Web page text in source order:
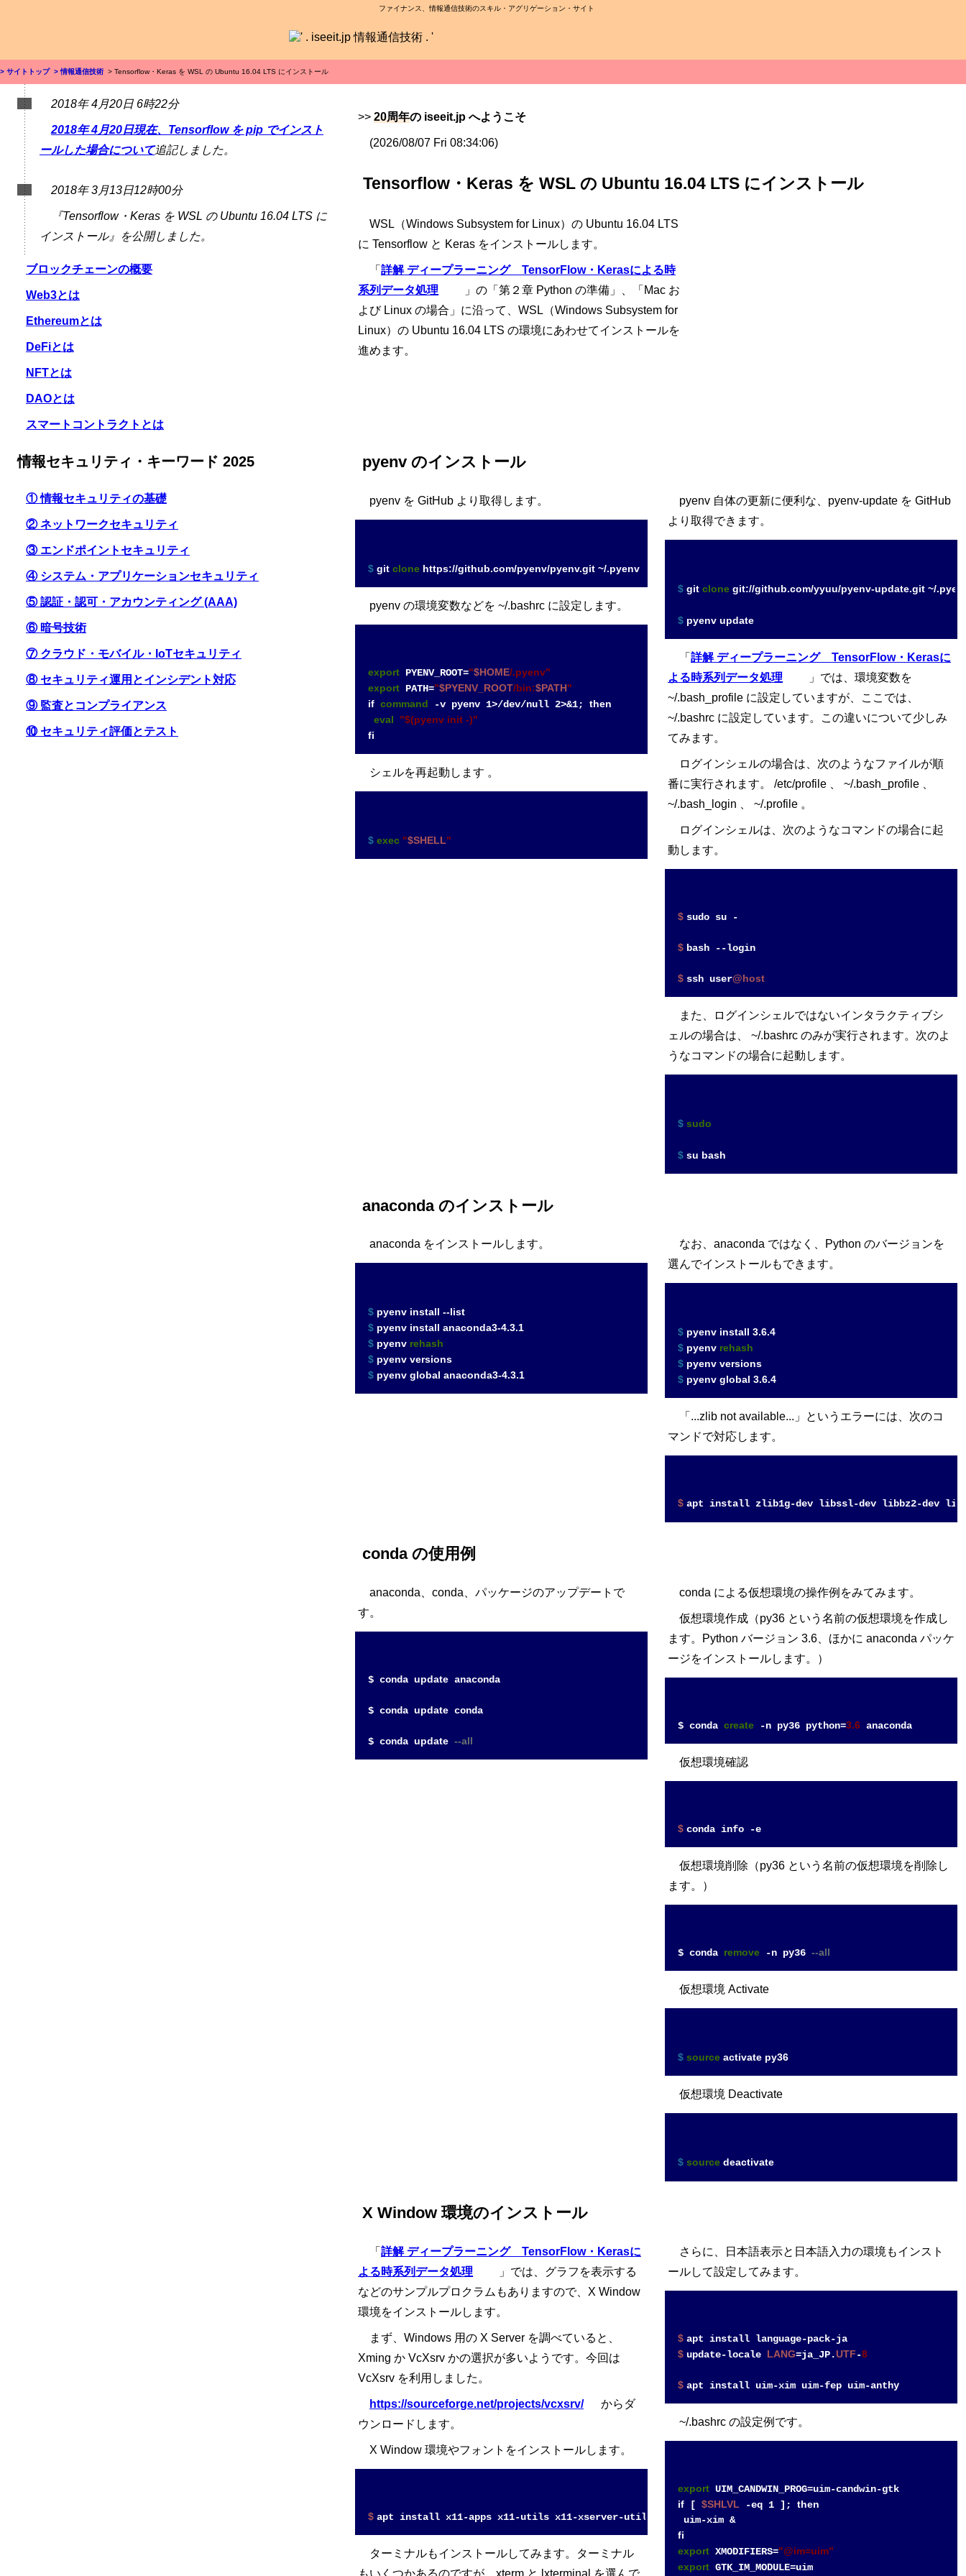
ファイナンス、情報通信技術のスキル・アグリゲーション・サイト
> サイトトップ > 情報通信技術 > Tensorflow・Keras を WSL の Ubuntu 16.04 LTS にインストール
>> 20周年の iseeit.jp へようこそ
(2026/08/07 Fri 08:34:06)
Tensorflow・Keras を WSL の Ubuntu 16.04 LTS にインストール
WSL（Windows Subsystem for Linux）の Ubuntu 16.04 LTS
に Tensorflow と Keras をインストールします。
「 詳解 ディープラーニング TensorFlow・Kerasによる時
系列データ処理
」の「第２章 Python の準備」、「Mac お
よび Linux の場合」に沿って、WSL（Windows Subsystem for
Linux）の Ubuntu 16.04 LTS の環境にあわせてインストールを
進めます。
pyenv のインストール
pyenv を GitHub より取得します。
$ git clone https://github.com/pyenv/pyenv.git ~/.pyenv
pyenv の環境変数などを ~/.bashrc に設定します。
export PYENV_ROOT="$HOME/.pyenv"
export PATH="$PYENV_ROOT/bin:$PATH"
if command -v pyenv 1>/dev/null 2>&1; then
eval
"$(pyenv init -)"
fi
シェルを再起動します 。
$ exec "$SHELL"
pyenv 自体の更新に便利な、pyenv-update を GitHub
より取得できます。
$ git clone git://github.com/yyuu/pyenv-update.git ~/
$ pyenv update
「 詳解 ディープラーニング TensorFlow・Kerasに
よる時系列データ処理
」では、環境変数を
~/.bash_profile に設定していますが、ここでは、
~/.bashrc に設定しています。この違いについて少しみ
てみます。
ログインシェルの場合は、次のようなファイルが順
番に実行されます。 /etc/profile 、 ~/.bash_profile 、
~/.bash_login 、 ~/.profile 。
ログインシェルは、次のようなコマンドの場合に起
動します。
$ sudo su -
$ bash --login
$ ssh user@host
また、ログインシェルではないインタラクティブシ
ェルの場合は、 ~/.bashrc のみが実行されます。次のよ
うなコマンドの場合に起動します。
$ sudo
$ su bash
anaconda のインストール
anaconda をインストールします。
$ pyenv install --list
$ pyenv install anaconda3-4.3.1
$ pyenv rehash
$ pyenv versions
$ pyenv global anaconda3-4.3.1
なお、anaconda ではなく、Python のバージョンを
選んでインストールもできます。
$ pyenv install 3.6.4
$ pyenv rehash
$ pyenv versions
$ pyenv global 3.6.4
「...zlib not available...」というエラーには、次のコ
マンドで対応します。
$
conda の使用例
anaconda、conda、パッケージのアップデートで
す。
$ conda update anaconda
$ conda update conda
$ conda update --all
conda による仮想環境の操作例をみてみます。
仮想環境作成（py36 という名前の仮想環境を作成し
ます。Python バージョン 3.6、ほかに anaconda パッケ
ージをインストールします。）
$ conda create -n py36 python=3.6 anaconda
仮想環境確認
$ conda info -e
仮想環境削除（py36 という名前の仮想環境を削除し
ます。）
$ conda remove -n py36 --all
仮想環境 Activate
$ source activate py36
仮想環境 Deactivate
$ source deactivate
X Window 環境のインストール
「 詳解 ディープラーニング TensorFlow・Kerasに
よる時系列データ処理
」では、グラフを表示する
などのサンプルプロクラムもありますので、X Window
環境をインストールします。
まず、Windows 用の X Server を調べていると、
Xming か VcXsrv かの選択が多いようです。今回は
VcXsrv を利用しました。
https://sourceforge.net/projects/vcxsrv/
からダ
ウンロードします。
X Window 環境やフォントをインストールします。
$ apt install x11-apps x11-utils x11-xserver-utils fonts-ipafont
ターミナルもインストールしてみます。ターミナル
もいくつかあるのですが、xterm と lxterminal を選んで
さらに、日本語表示と日本語入力の環境もインスト
ールして設定してみます。
$
apt install language-pack-ja
$ update-locale LANG=ja_JP.UTF-8
$ apt install uim-xim uim-fep uim-anthy
~/.bashrc の設定例です。
export
UIM_CANDWIN_PROG=uim-candwin-gtk
if [ $SHLVL -eq 1 ]; then
uim-xim &
fi
export XMODIFIERS="@im=uim"
export
GTK_IM_MODULE=uim
2018年 4月20日 6時22分
2018年 4月20日現在、Tensorflow を pip でインスト
ールした場合について追記しました。
2018年 3月13日12時00分
『Tensorflow・Keras を WSL の Ubuntu 16.04 LTS に
インストール』を公開しました。
ブロックチェーンの概要
Web3とは
Ethereumとは
DeFiとは
NFTとは
DAOとは
スマートコントラクトとは
情報セキュリティ・キーワード 2025
① 情報セキュリティの基礎
② ネットワークセキュリティ
③ エンドポイントセキュリティ
④ システム・アプリケーションセキュリティ
⑤ 認証・認可・アカウンティング (AAA)
⑥ 暗号技術
⑦ クラウド・モバイル・IoTセキュリティ
⑧ セキュリティ運用とインシデント対応
⑨ 監査とコンプライアンス
⑩ セキュリティ評価とテスト